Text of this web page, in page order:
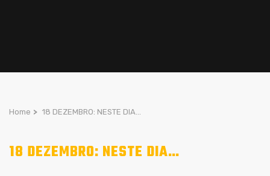
Home > 18 DEZEMBRO: NESTE DIA…
18 DEZEMBRO: NESTE DIA…